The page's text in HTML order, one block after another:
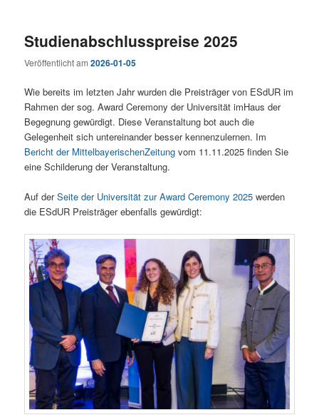
Studienabschlusspreise 2025
Veröffentlicht am2026-01-05
Wie bereits im letzten Jahr wurden die Preisträger von ESdUR im
Rahmen der sog. Award Ceremony der Universität imHaus der
Begegnung gewürdigt. Diese Veranstaltung bot auch die
Gelegenheit sich untereinander besser kennenzulernen. Im
Bericht der MittelbayerischenZeitungvom 11.11.2025 finden Sie
eine Schilderung der Veranstaltung.
Auf derSeite der Universität zur Award Ceremony 2025 werden
die ESdUR Preisträger ebenfalls gewürdigt: